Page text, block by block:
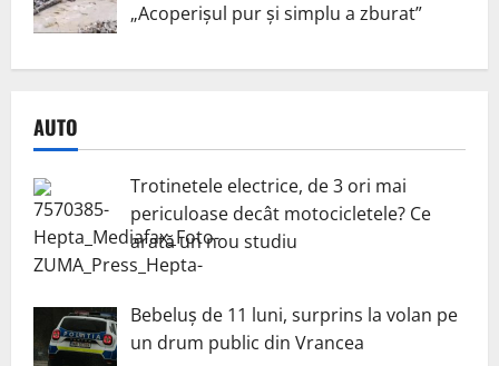
„Acoperișul pur și simplu a zburat”
AUTO
Trotinetele electrice, de 3 ori mai
periculoase decât motocicletele? Ce
arată un nou studiu
Bebeluș de 11 luni, surprins la volan pe
un drum public din Vrancea